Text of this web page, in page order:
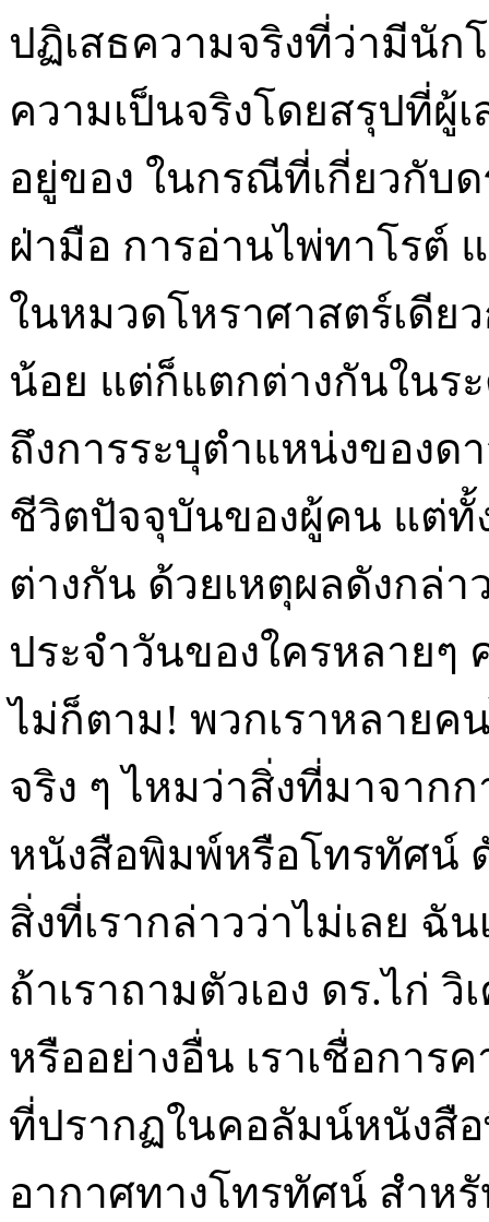
ปฏิเสธความจริงที่ว่ามีนัก
ความเป็นจริงโดยสรุปที่ผู้
อยู่ของ ในกรณีที่เกี่ยวกับ
ฝ่ามือ การอ่านไพ่ทาโรต์
ในหมวดโหราศาสตร์เดีย
น้อย แต่ก็แตกต่างกันในร
ถึงการระบุตำแหน่งของด
ชีวิตปัจจุบันของผู้คน แต่
ต่างกัน ด้วยเหตุผลดังกล่
ประจำวันของใครหลายๆ
ไม่ก็ตาม! พวกเราหลายค
จริง ๆ ไหมว่าสิ่งที่มาจาก
หนังสือพิมพ์หรือโทรทัศน์
สิ่งที่เรากล่าวว่าไม่เลย ฉั
ถ้าเราถามตัวเอง ดร.ไก่
หรืออย่างอื่น เราเชื่อกา
ที่ปรากฏในคอลัมน์หนังสื
อากาศทางโทรทัศน์ สำห